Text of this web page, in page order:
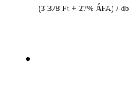
(3 378 Ft + 27% ÁFA) / db